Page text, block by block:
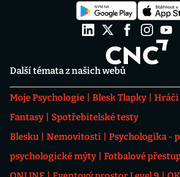
Další témata z našich webů
Moje Psychologie Blesk Tlapky Hráči
Fantasy
Spotřebitelské testy
Blesku
Nemovitosti
Psychologika -
psychologické mýty
Fotbalové